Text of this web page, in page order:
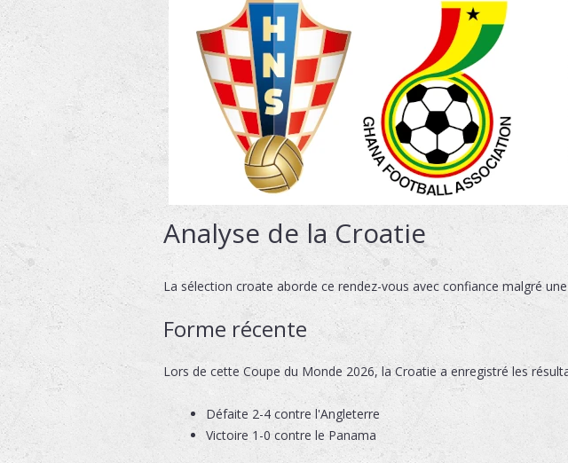
Analyse de la Croatie
La sélection croate aborde ce rendez-vous avec confiance malgré
Forme récente
Lors de cette Coupe du Monde 2026, la Croatie a enregistré les
Défaite 2-4 contre l'Angleterre
Victoire 1-0 contre le Panama